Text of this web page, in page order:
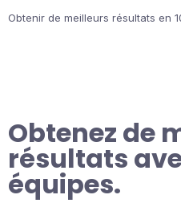
Obtenir de meilleurs résultats en
Obtenez de
résultats
équipes.